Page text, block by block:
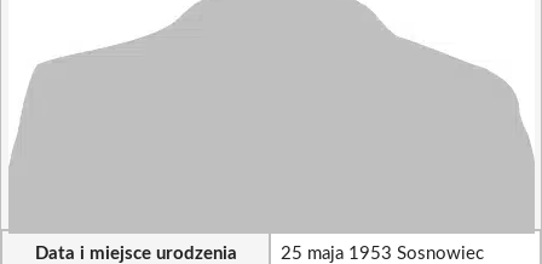
Data i miejsce urodzenia 25 maja 1953 Sosnowiec